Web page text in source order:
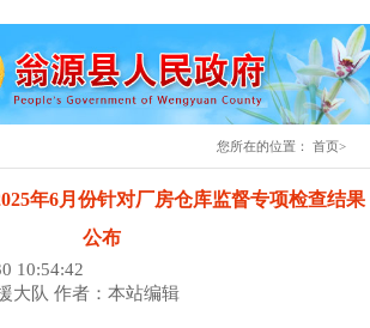
您所在的位置：首页>
年6月份针对厂房仓库监督专项检查结果
公布
10:54:42
大队 作者：本站编辑